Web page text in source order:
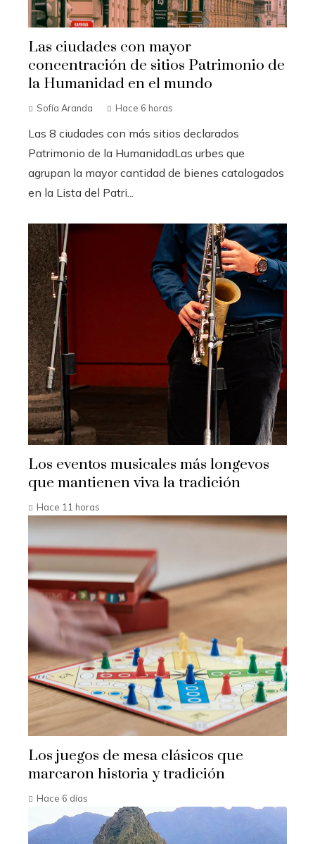
Las ciudades con mayor
concentración de sitios Patrimonio de
la Humanidad en el mundo
Sofía Aranda Hace 6 horas
Las 8 ciudades con más sitios declarados
Patrimonio de la HumanidadLas urbes que
agrupan la mayor cantidad de bienes catalogados
en la Lista del Patri...
Los eventos musicales más longevos
que mantienen viva la tradición
Hace 11 horas
Los juegos de mesa clásicos que
marcaron historia y tradición
Hace 6 días